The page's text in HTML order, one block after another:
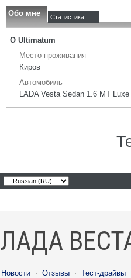
Обо мне Статистика
О Ultimatum
Место проживания
Киров
Автомобиль
LADA Vesta Sedan 1.6 MT
ЛАДА
Новости · Отзывы · Тест-драйвы